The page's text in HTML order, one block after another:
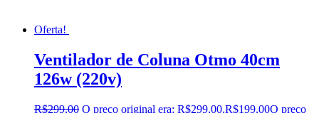
Oferta!
Ventilador de Coluna Otmo 40cm
126w (220v)
R$299,00 O preço original era: R$299,00.R$199,00O preço